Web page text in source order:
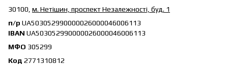
30100, м. Нетішин, проспект Незалежності, буд. 1
п/р UA503052990000026000046006113
IBAN UA503052990000026000046006113
МФО 305299
Код 2771310812